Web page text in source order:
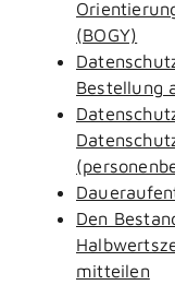
(BOGY)
Bestellung
Den
mitteilen